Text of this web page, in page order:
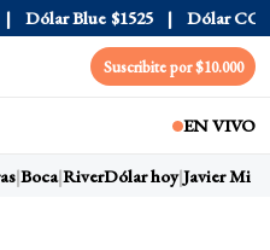
Blue $1525 Dólar CCL
Suscribite por $10.000
EN VIVO
Boca RiverDólar hoy Javier Milei